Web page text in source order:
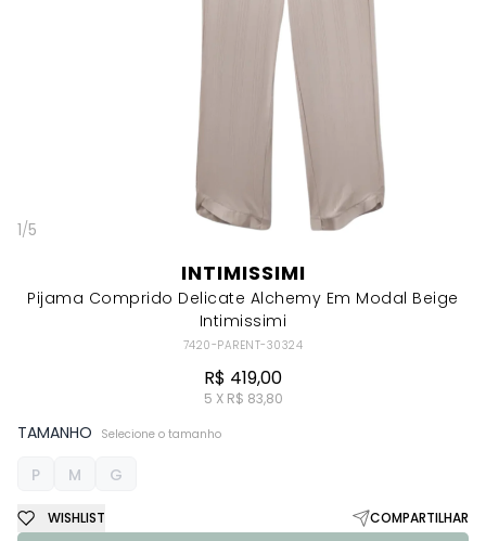
1/5
INTIMISSIMI
Pijama Comprido Delicate Alchemy Em Modal Beige
Intimissimi
7420-PARENT-30324
R$ 419,00
5 X R$ 83,80
TAMANHO Selecione o tamanho
P M G
WISHLIST COMPARTILHAR